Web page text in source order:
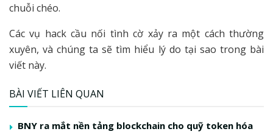
chuỗi chéo.
Các vụ hack cầu nối tình cờ xảy ra một cách thường
xuyên, và chúng ta sẽ tìm hiểu lý do tại sao trong bài
viết này.
BÀI VIẾT LIÊN QUAN
BNY ra mắt nền tảng blockchain cho quỹ token hóa